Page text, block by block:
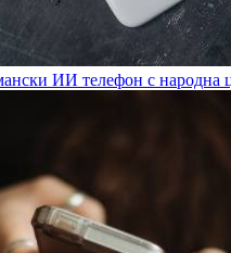
ИИ телефон с народна